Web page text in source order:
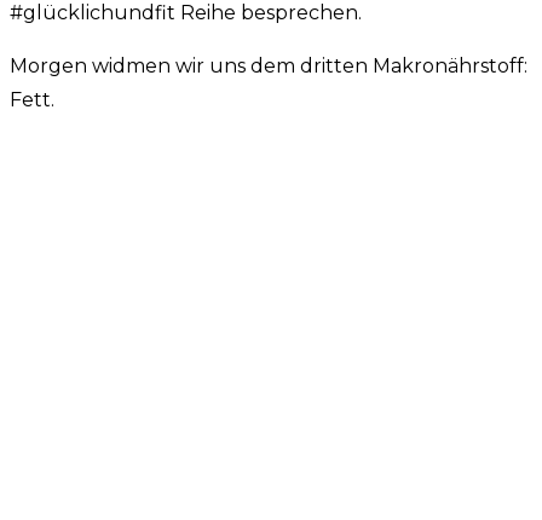
#glücklichundfit Reihe besprechen.
Morgen widmen wir uns dem dritten Makronährstoff:
Fett.